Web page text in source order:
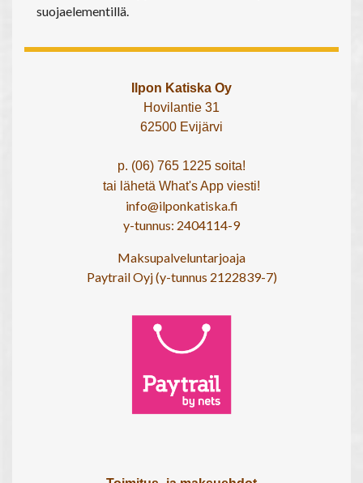
suojaelementillä.
Ilpon Katiska Oy
Hovilantie 31
62500 Evijärvi
p. (06) 765 1225 soita!
tai lähetä What's App viesti!
info@ilponkatiska.fi
y-tunnus: 2404114-9
Maksupalveluntarjoaja
Paytrail Oyj (y-tunnus 2122839-7)